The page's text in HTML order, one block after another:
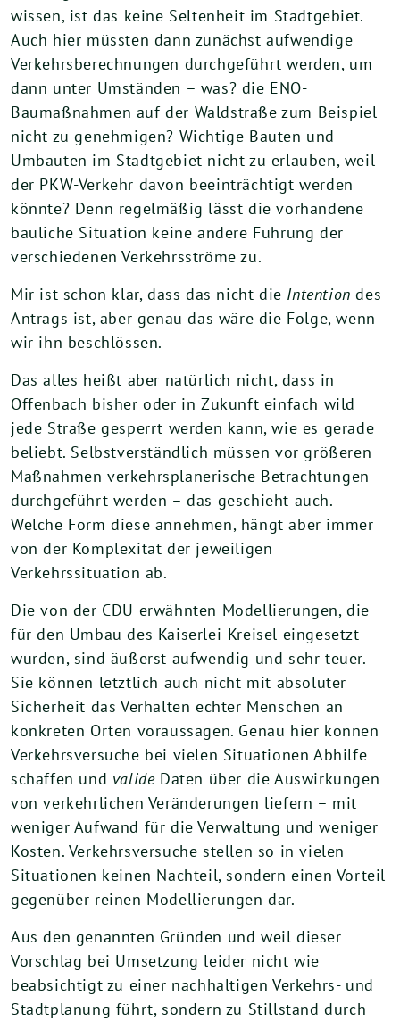
wissen, ist das keine Seltenheit im Stadtgebiet.
Auch hier müssten dann zunächst aufwendige
Verkehrsberechnungen durchgeführt werden, um
dann unter Umständen – was? die ENO-
Baumaßnahmen auf der Waldstraße zum Beispiel
nicht zu genehmigen? Wichtige Bauten und
Umbauten im Stadtgebiet nicht zu erlauben, weil
der PKW-Verkehr davon beeinträchtigt werden
könnte? Denn regelmäßig lässt die vorhandene
bauliche Situation keine andere Führung der
verschiedenen Verkehrsströme zu.
Mir ist schon klar, dass das nicht die Intention des
Antrags ist, aber genau das wäre die Folge, wenn
wir ihn beschlössen.
Das alles heißt aber natürlich nicht, dass in
Offenbach bisher oder in Zukunft einfach wild
jede Straße gesperrt werden kann, wie es gerade
beliebt. Selbstverständlich müssen vor größeren
Maßnahmen verkehrsplanerische Betrachtungen
durchgeführt werden – das geschieht auch.
Welche Form diese annehmen, hängt aber immer
von der Komplexität der jeweiligen
Verkehrssituation ab.
Die von der CDU erwähnten Modellierungen, die
für den Umbau des Kaiserlei-Kreisel eingesetzt
wurden, sind äußerst aufwendig und sehr teuer.
Sie können letztlich auch nicht mit absoluter
Sicherheit das Verhalten echter Menschen an
konkreten Orten voraussagen. Genau hier können
Verkehrsversuche bei vielen Situationen Abhilfe
schaffen und valideDaten über die Auswirkungen
von verkehrlichen Veränderungen liefern – mit
weniger Aufwand für die Verwaltung und weniger
Kosten. Verkehrsversuche stellen so in vielen
Situationen keinen Nachteil, sondern einen Vorteil
gegenüber reinen Modellierungen dar.
Aus den genannten Gründen und weil dieser
Vorschlag bei Umsetzung leider nicht wie
beabsichtigt zu einer nachhaltigen Verkehrs- und
Stadtplanung führt, sondern zu Stillstand durch